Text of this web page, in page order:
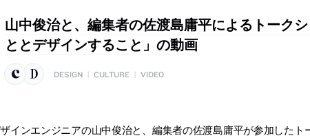
山中俊治と、編集者の佐渡島庸平によるトーク
ととデザインすること」の動画
DESIGN | CULTURE | VIDEO
インエンジニアの山中俊治と、編集者の佐渡島庸平が参加したト